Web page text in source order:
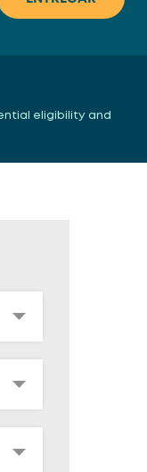
eligibility and